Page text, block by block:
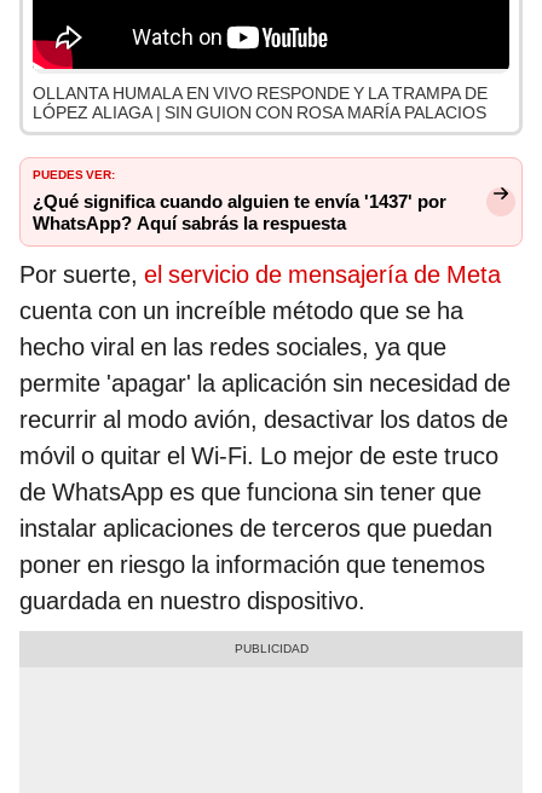
OLLANTA HUMALA EN VIVO RESPONDE Y LA TRAMPA DE
LÓPEZ ALIAGA | SIN GUION CON ROSA MARÍA PALACIOS
PUEDES VER:
¿Qué significa cuando alguien te envía '1437' por
WhatsApp? Aquí sabrás la respuesta
Por suerte, el servicio de mensajería de Meta
cuenta con un increíble método que se ha
hecho viral en las redes sociales, ya que
permite 'apagar' la aplicación sin necesidad de
recurrir al modo avión, desactivar los datos de
móvil o quitar el Wi-Fi. Lo mejor de este truco
de WhatsApp es que funciona sin tener que
instalar aplicaciones de terceros que puedan
poner en riesgo la información que tenemos
guardada en nuestro dispositivo.